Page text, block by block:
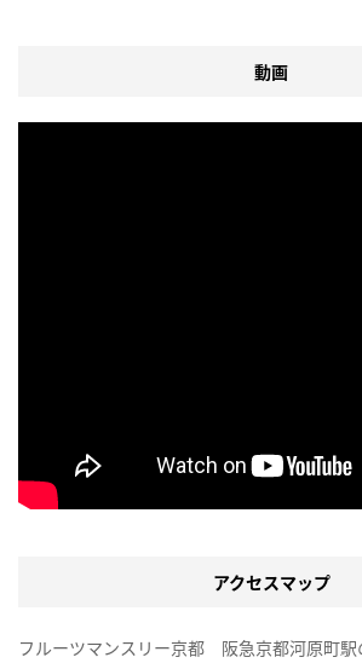
動画
アクセスマップ
フルーツマンスリー京都 阪急京都河原町駅